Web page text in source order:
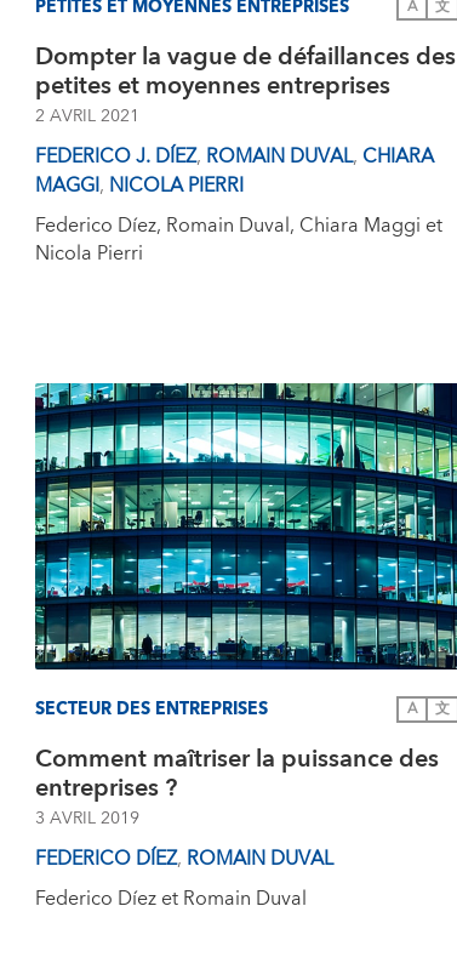
PETITES ET MOYENNES ENTREPRISES A 文
Dompter la vague de défaillances des
petites et moyennes entreprises
2 AVRIL 2021
FEDERICO J. DÍEZ, ROMAIN DUVAL, CHIARA
MAGGI, NICOLA PIERRI
Federico Díez, Romain Duval, Chiara Maggi et
Nicola Pierri
SECTEUR DES ENTREPRISES A 文
Comment maîtriser la puissance des
entreprises ?
3 AVRIL 2019
FEDERICO DÍEZ, ROMAIN DUVAL
Federico Díez et Romain Duval